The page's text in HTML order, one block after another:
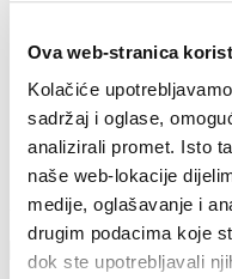
Ova web-stranica
Kolačiće
sadržaj i oglase,
analizirali promet. Isto
naše web-lokacije
medije, oglašavanje i
drugim podacima koje
dok ste upotrebljavali
Gradski porezi
Komunalne djelatnosti
Javne prometne
Pomorsko dobro
Strateški dokumenti
Unutarnja revizija
Zadnje vijesti